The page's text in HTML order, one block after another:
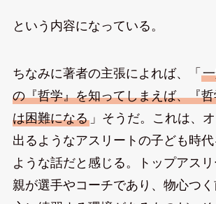
という内容になっている。
ちなみに著者の主張によれば、「
の『哲学』を知ってしまえば、『
は困難になる」そうだ。これは、
出るようなアスリートの子ども時
ような話だと感じる。トップアス
親が選手やコーチであり、物心つ